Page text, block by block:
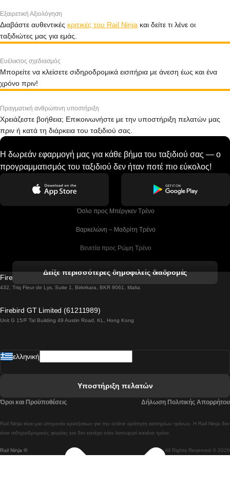
Εξαιρετική Αξιολόγηση
Διαβάστε αυθεντικές κριτικές του Rail Ninja και δείτε τι λένε οι
ταξιδιώτες μας για εμάς.
Ευέλικτος σχεδιασμός
Μπορείτε να κλείσετε σιδηροδρομικά εισιτήρια με άνεση έως και ένα
χρόνο πριν!
Πραγματική ανθρώπινη υποστήριξη
Χρειάζεστε βοήθεια; Επικοινωνήστε με την υποστήριξη πελατών μας
πριν ή κατά τη διάρκεια του ταξιδιού σας.
Η δωρεάν εφαρμογή μας για κάθε βήμα του ταξιδιού σας — ο
προγραμματισμός του ταξιδιού δεν ήταν ποτέ πιο εύκολος!
Όσλο προς Μπέργκεν Tρένο
Βαρκελώνη – Μαδρίτη Tρένο
Βενετία προς Ρώμη Τρένο
Βιέννη προς Σάλτσμπουργκ Τρένα
Βουδαπέστη προς Πράγα Tρένο
Λισαβόνα προς Λάγος Tρένο
Λισαβόνα προς Μαδρίτη Τρένα
Δείξε περισσότερες δημοφιλείς διαδρομές
Firebird GT Limited (OC 1451)
432, Triq Fleur de Lys, Suite 1, Birkirkara, BKR 9061, Malta
Firebird GT Limited (61211989)
Unit G 15/F Tal Building 49 Austin Road, KL, Hong Kong
Rail Ninja ® All Rights Reserved © 2026
Rail Ninja είναι μια υπηρεσία κρατήσεων για την online κράτηση εισιτηρίων τρένων. Η Rail Ninja δεν
είναι σιδηροδρομικός φορέας και δεν κατέχει ούτε λειτουργεί κανένα τρένο.
ελληνική
Υποστήριξη πελατών
Όροι και Προϋποθέσεις Δήλωση Πολιτικής Απορρήτου